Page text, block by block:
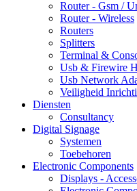
Router - Gsm /
Router - Wireless
Routers
Splitters
Terminal &
Usb & Firewire
Usb Network
Veiligheid
Diensten
Consultancy
Digital Signage
Systemen
Toebehoren
Electronic Components
Displays -